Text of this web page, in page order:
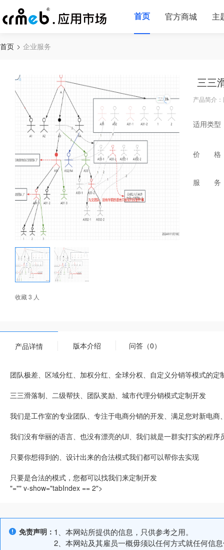
首页 官方商城 主
首页 企业服务
收藏 3 人
三三
产品简介
适用类型
价 格
服 务
产品详情 版本介绍 问答（0）
团队极差、区域分红、加权分红、全球分权、自定义分销等模式的定
三三滑落制、二级帮扶、团队奖励、城市代理分销模式定制开发
我们是工作室的专业团队、专注于电商分销的开发、满足您对新电商
我们没有华丽的语言、也没有漂亮的UI、我们就是一群实打实的程序
只要你想得到的、设计出来的合法模式我们都可以帮你去实现
只要是合法的模式，您都可以找我们来定制开发
"="" v-show="tabIndex == 2">
免责声明： 1、本网站所提供的信息，只供参考之用。
2、本网站及其雇员一概毋须以任何方式就任何信